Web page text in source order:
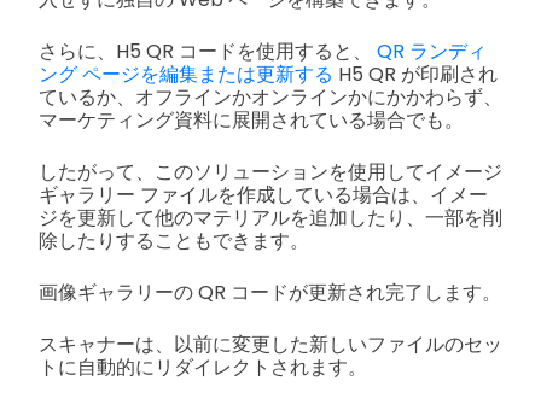
さらに、H5 QR コードを使用すると、
QR ランディ
ング ページを編集または更新する H5 QR が印刷され
ているか、オフラインかオンラインかにかかわらず、
マーケティング資料に展開されている場合でも。
したがって、このソリューションを使用してイメージ
ギャラリー ファイルを作成している場合は、イメー
ジを更新して他のマテリアルを追加したり、一部を削
除したりすることもできます。
画像ギャラリーの QR コードが更新され完了します。
スキャナーは、以前に変更した新しいファイルのセッ
トに自動的にリダイレクトされます。